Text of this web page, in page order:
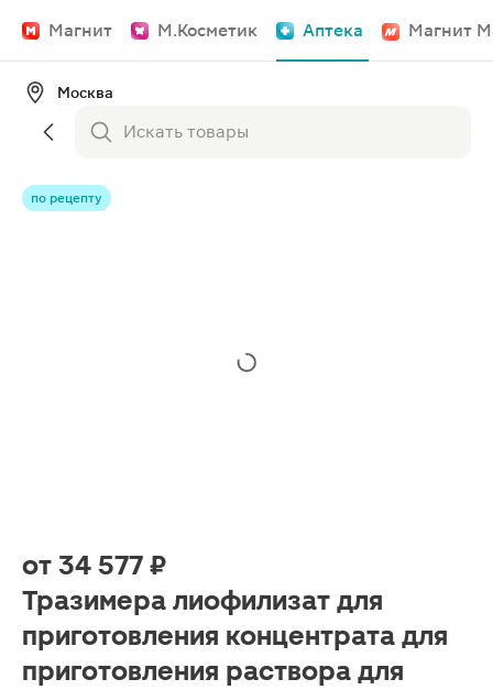
Магнит М.Косметик Аптека Магнит
Москва
по рецепту
от 34 577 ₽
Тразимера лиофилизат для
приготовления концентрата для
приготовления раствора для